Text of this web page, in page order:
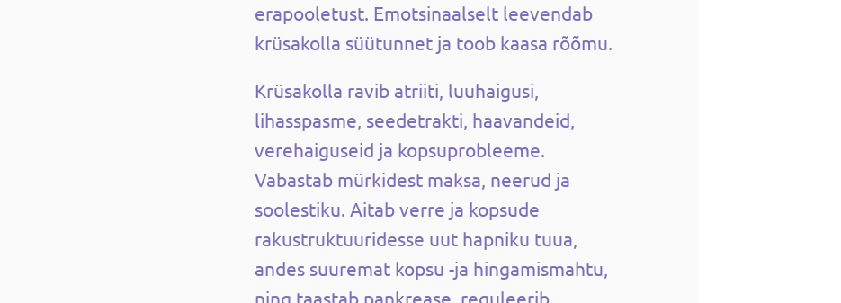
erapooletust. Emotsinaalselt leevendab
krüsakolla süütunnet ja toob kaasa rõõmu.
Krüsakolla ravib atriiti, luuhaigusi,
lihasspasme, seedetrakti, haavandeid,
verehaiguseid ja kopsuprobleeme.
Vabastab mürkidest maksa, neerud ja
soolestiku. Aitab verre ja kopsude
rakustruktuuridesse uut hapniku tuua,
andes suuremat kopsu -ja hingamismahtu,
ning taastab pankrease, reguleerib